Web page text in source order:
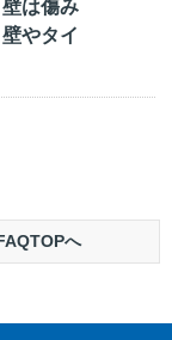
は傷み
やタイ
へ